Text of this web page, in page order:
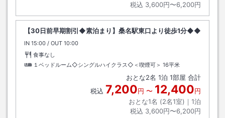
税込 3,600円〜6,200円
【30日前早期割引◆素泊まり】桑名駅東口より徒歩1分◆◆
IN チェックイン
15:00 / OUT チェックアウト
10:00
食事なし
１ベッドルーム◇シングルハイクラス◇＜喫煙可＞ 16平米
おとな2名 1泊 1部屋 合計
税込 7,200円 〜 12,400円
おとな1名 (2名1室)｜ 1泊
税込 3,600円〜6,200円